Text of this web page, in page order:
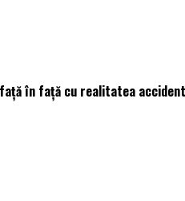
față în față cu realitatea